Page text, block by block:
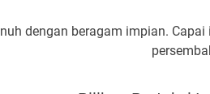
dengan beragam impian.